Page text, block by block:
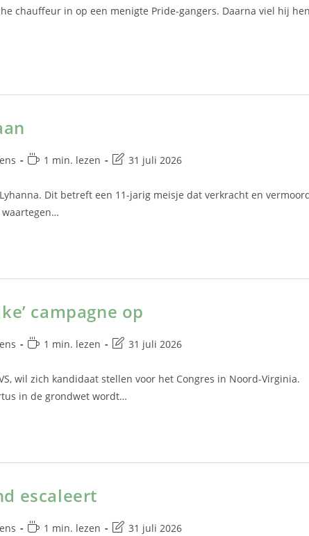
chauffeur in op een menigte Pride-gangers. Daarna viel hij
1 min. lezen 31 juli 2026
Dit betreft een 11-jarig meisje dat verkracht en
campagne op
1 min. lezen 31 juli 2026
wil zich kandidaat stellen voor het Congres in Noord-Virginia.
in de grondwet wordt…
escaleert
1 min. lezen 31 juli 2026